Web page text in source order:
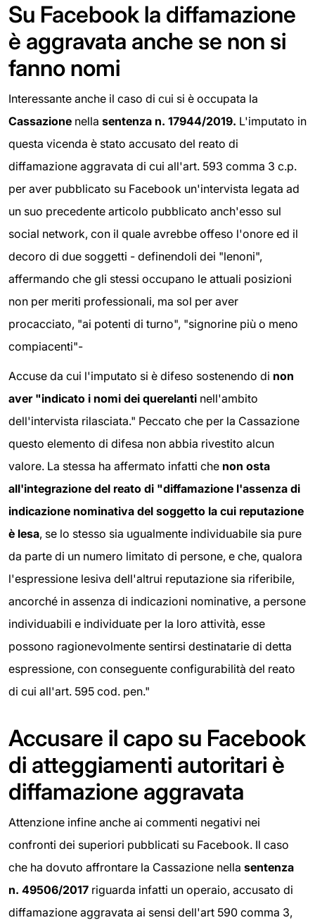
Su Facebook la diffamazione
è aggravata anche se non si
fanno nomi
Interessante anche il caso di cui si è occupata la
Cassazione nella sentenza n. 17944/2019. L'imputato in
questa vicenda è stato accusato del reato di
diffamazione aggravata di cui all'art. 593 comma 3 c.p.
per aver pubblicato su Facebook un'intervista legata ad
un suo precedente articolo pubblicato anch'esso sul
social network, con il quale avrebbe offeso l'onore ed il
decoro di due soggetti - definendoli dei "lenoni",
affermando che gli stessi occupano le attuali posizioni
non per meriti professionali, ma sol per aver
procacciato, "ai potenti di turno", "signorine più o meno
compiacenti"-
Accuse da cui l'imputato si è difeso sostenendo di non
aver "indicato i nomi dei querelanti nell'ambito
dell'intervista rilasciata." Peccato che per la Cassazione
questo elemento di difesa non abbia rivestito alcun
valore. La stessa ha affermato infatti che non osta
all'integrazione del reato di "diffamazione l'assenza di
indicazione nominativa del soggetto la cui reputazione
è lesa, se lo stesso sia ugualmente individuabile sia pure
da parte di un numero limitato di persone, e che, qualora
l'espressione lesiva dell'altrui reputazione sia riferibile,
ancorché in assenza di indicazioni nominative, a persone
individuabili e individuate per la loro attività, esse
possono ragionevolmente sentirsi destinatarie di detta
espressione, con conseguente configurabilità del reato
di cui all'art. 595 cod. pen."
Accusare il capo su Facebook
di atteggiamenti autoritari è
diffamazione aggravata
Attenzione infine anche ai commenti negativi nei
confronti dei superiori pubblicati su Facebook. Il caso
che ha dovuto affrontare la Cassazione nella sentenza
n. 49506/2017 riguarda infatti un operaio, accusato di
diffamazione aggravata ai sensi dell'art 590 comma 3,